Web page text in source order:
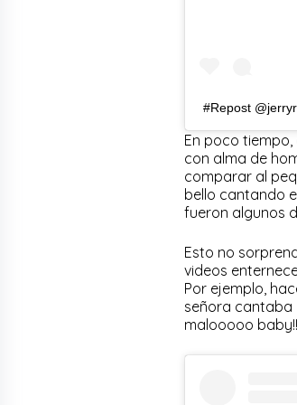
#Repost
En poco
con alma de
comparar al
bello cantando
fueron algunos
Esto no
videos
Por ejemplo,
señora cantaba
malooooo